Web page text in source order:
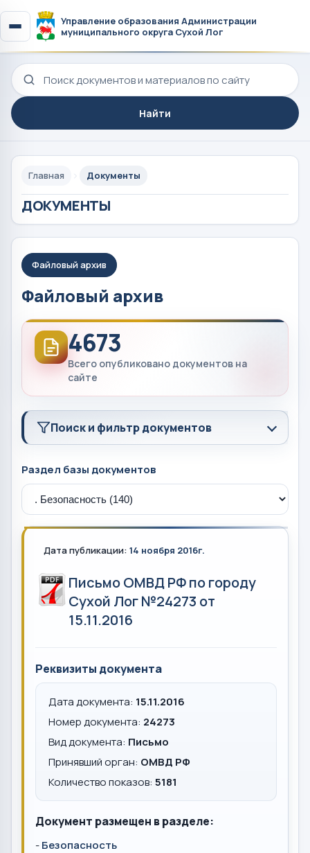
Управление образования Администрации
муниципального округа Сухой Лог
Поиск по сайту
Найти
Главная Документы
ДОКУМЕНТЫ
Файловый архив
Файловый архив
4673
Всего опубликовано документов на
сайте
Поиск и фильтр документов
Раздел базы документов
Дата публикации: 14 ноября 2016г.
Письмо ОМВД РФ по городу
Сухой Лог №24273 от
15.11.2016
Реквизиты документа
Дата документа: 15.11.2016
Номер документа: 24273
Вид документа: Письмо
Принявший орган: ОМВД РФ
Количество показов: 5181
Документ размещен в разделе:
-Безопасность